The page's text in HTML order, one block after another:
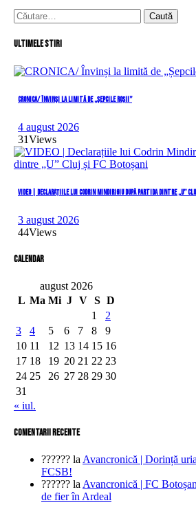
Caută
după:
Ultimele stiri
CRONICA/ Învinși la limită de „Șepcile Roșii”
4 august 2026
31Views
VIDEO | Declarațiile lui Codrin Mindirigiu după partida dintre „U”
3 august 2026
44Views
Calendar
august 2026
L Ma Mi J V S D
1
2
3
4 5 6 7 8
9
10 11 12 13 14 15 16
17 18 19 20 21 22 23
24 25 26 27 28 29 30
31
« iul.
comentarii recente
?????? la Avancronică | Dorință
FCSB!
?????? la Avancronică | FC
de fier în Ardeal